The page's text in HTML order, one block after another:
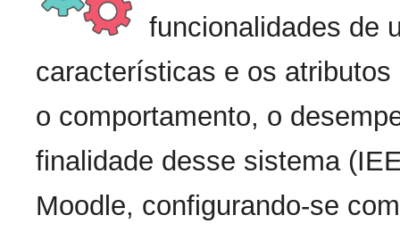
funcionalidades de
características e os atributos
o comportamento, o
finalidade desse sistema
Moodle, configurando-se